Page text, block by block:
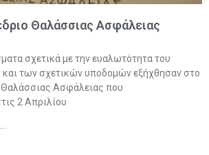
Θαλάσσιας Ασφάλειας
σχετικά με την ευαλωτότητα του
και των σχετικών υποδομών εξήχθησαν στο
Θαλάσσιας Ασφάλειας που
2 Απριλίου